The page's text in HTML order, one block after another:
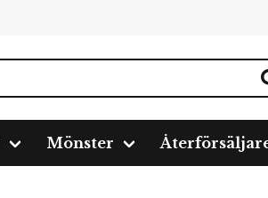
Mönster